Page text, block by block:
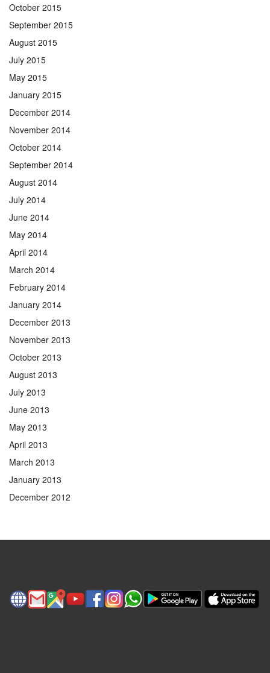
October 2015
September 2015
August 2015
July 2015
May 2015
January 2015
December 2014
November 2014
October 2014
September 2014
August 2014
July 2014
June 2014
May 2014
April 2014
March 2014
February 2014
January 2014
December 2013
November 2013
October 2013
August 2013
July 2013
June 2013
May 2013
April 2013
March 2013
January 2013
December 2012